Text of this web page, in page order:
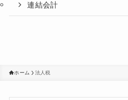
連結会計
ホーム 法人税